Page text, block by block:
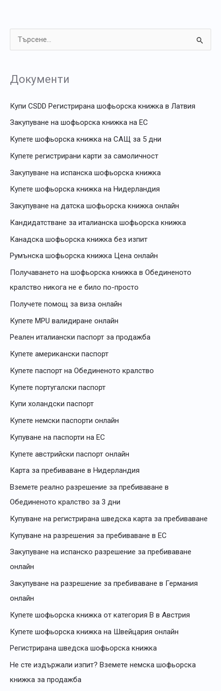
с
е
а
:
Документи
Купи CSDD Регистрирана шофьорска книжка в Латвия
Закупуване на шофьорска книжка на ЕС
Купете шофьорска книжка на САЩ за 5 дни
Купете регистрирани карти за самоличност
Закупуване на испанска шофьорска книжка
Купете шофьорска книжка на Нидерландия
Закупуване на датска шофьорска книжка онлайн
Кандидатстване за италианска шофьорска книжка
Канадска шофьорска книжка без изпит
Румънска шофьорска книжка Цена онлайн
Получаването на шофьорска книжка в Обединеното
кралство никога не е било по-просто
Получете помощ за виза онлайн
Купете MPU валидиране онлайн
Реален италиански паспорт за продажба
Купете американски паспорт
Купете паспорт на Обединеното кралство
Купете португалски паспорт
Купи холандски паспорт
Купете немски паспорти онлайн
Купуване на паспорти на ЕС
Купете австрийски паспорт онлайн
Карта за пребиваване в Нидерландия
Вземете реално разрешение за пребиваване в
Обединеното кралство за 3 дни
Купуване на регистрирана шведска карта за пребиваване
Купуване на разрешения за пребиваване в ЕС
Закупуване на испанско разрешение за пребиваване
онлайн
Закупуване на разрешение за пребиваване в Германия
онлайн
Купете шофьорска книжка от категория B в Австрия
Купете шофьорска книжка на Швейцария онлайн
Регистрирана шведска шофьорска книжка
Не сте издържали изпит? Вземете немска шофьорска
книжка за продажба